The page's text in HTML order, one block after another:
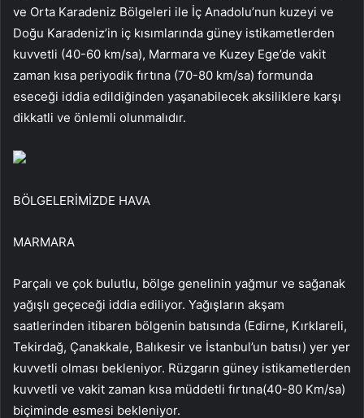
ve Orta Karadeniz Bölgeleri ile İç Anadolu’nun kuzeyi ve
Doğu Karadeniz’in iç kısımlarında güney istikametlerden
kuvvetli (40-60 km/sa), Marmara ve Kuzey Ege’de vakit
zaman kısa periyodik fırtına (70-80 km/sa) formunda
eseceği iddia edildiğinden yaşanabilecek aksiliklere karşı
dikkatli ve önlemli olunmalıdır.
BÖLGELERİMİZDE HAVA
MARMARA
Parçalı ve çok bulutlu, bölge genelinin yağmur ve sağanak
yağışlı geçeceği iddia ediliyor. Yağışların akşam
saatlerinden itibaren bölgenin batısında (Edirne, Kırklareli,
Tekirdağ, Çanakkale, Balıkesir ve İstanbul’un batısı) yer yer
kuvvetli olması bekleniyor. Rüzgarın güney istikametlerden
kuvvetli ve vakit zaman kısa müddetli fırtına(40-80 Km/sa)
biçiminde esmesi bekleniyor.